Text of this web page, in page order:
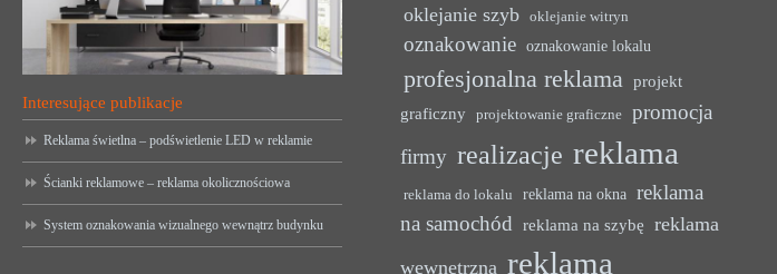
Interesujące publikacje
Reklama świetlna – podświetlenie LED w reklamie
Ścianki reklamowe – reklama okolicznościowa
System oznakowania wizualnego wewnątrz budynku
oklejanie szyb oklejanie witryn
oznakowanie oznakowanie lokalu
profesjonalna reklama projekt
graficzny
projektowanie graficzne
promocja
firmy realizacje reklama
reklama do lokalu reklama na okna
reklama
na samochód reklama na szybę reklama
wewnętrzna reklama